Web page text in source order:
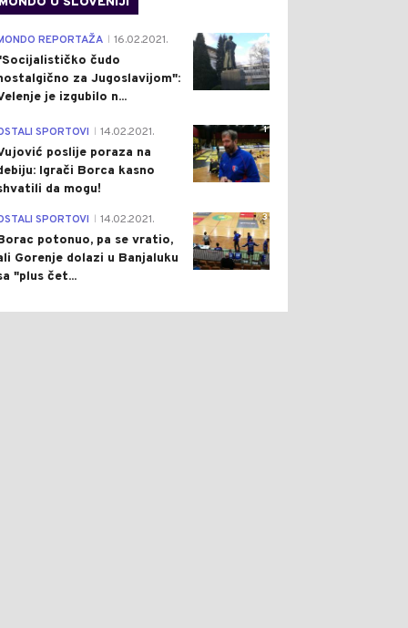
4
REPORTAŽA 16.02.2021.
čudo
za Jugoslavijom":
je izgubilo n...
1
SPORTOVI 14.02.2021.
poslije poraza na
Igrači Borca kasno
da mogu!
3
SPORTOVI 14.02.2021.
potonuo, pa se vratio,
Gorenje dolazi u Banjaluku
"plus čet...